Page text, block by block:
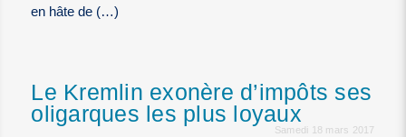
en hâte de (…)
Le Kremlin exonère d’impôts ses
oligarques les plus loyaux
Samedi 18 mars 2017